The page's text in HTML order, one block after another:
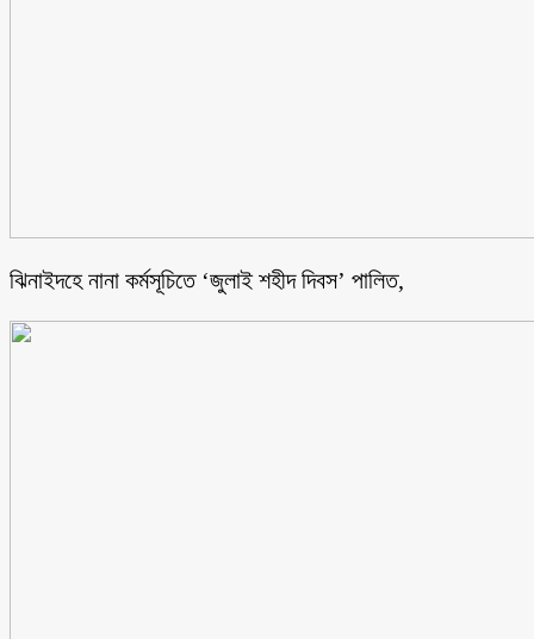
ঝিনাইদহে নানা কর্মসূচিতে ‘জুলাই শহীদ দিবস’ পালিত,